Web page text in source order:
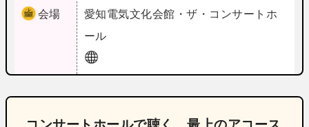
会場 愛知電気文化会館・ザ・コンサートホ
ール